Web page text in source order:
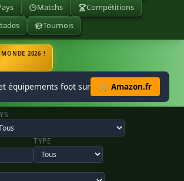
Matchs
Compétitions
Tournois
2026 !
équipements foot sur 🛒 Amazon.fr
TYPE